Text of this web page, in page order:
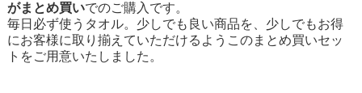
がまとめ買いでのご購入です。
毎日必ず使うタオル。少しでも良い商品を、少しでもお得
にお客様に取り揃えていただけるようこのまとめ買いセッ
トをご用意いたしました。